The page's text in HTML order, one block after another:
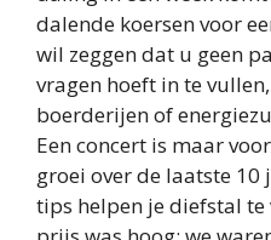
dalende koersen voor
wil zeggen dat u geen
vragen hoeft in te
boerderijen of
Een concert is maar
groei over de laatste 10
tips helpen je diefstal